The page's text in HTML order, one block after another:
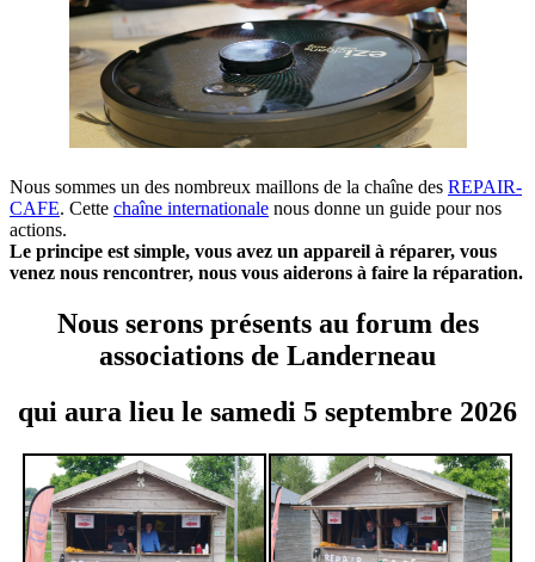
Nous sommes un des nombreux maillons de la chaîne des REPAIR-
CAFE. Cette chaîne internationale nous donne un guide pour nos
actions.
Le principe est simple, vous avez un appareil à réparer, vous
venez nous rencontrer, nous vous aiderons à faire la réparation.
Nous serons présents au forum des
associations de Landerneau
qui aura lieu le samedi 5 septembre 2026